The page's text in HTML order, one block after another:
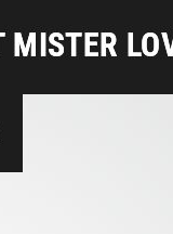
MISTER